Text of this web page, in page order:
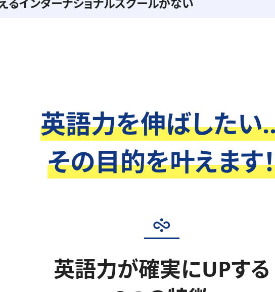
英語力を伸ばしたい
その目的を叶えます
英語力が確実にUPする